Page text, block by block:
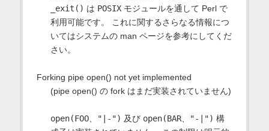
_exit() は POSIXモジュールを通して Perl で
利用可能です。 これに関するさらなる情報につ
いてはシステムの man ページを参考にしてくだ
さい。
Forking pipe open() not yet implemented
(pipe open() の fork はまだ実装されていません)
open(FOO、"|-") 及び open(BAR、"-|") 構